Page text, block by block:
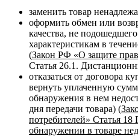
заменить товар
оформить обмен или
качества, не
характеристикам в
(Закон РФ «О защите
Статья 26.1.
отказаться от договора
вернуть уплаченную
обнаружения в нем
дня передачи товара) (
потребителей» Статья 18
обнаружении в товаре